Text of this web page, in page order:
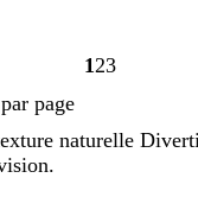
Page
1 Page
2Page
3
naturelle